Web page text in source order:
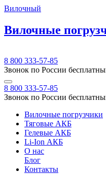
Вилочный
Вилочные
8 800 333-57-85
Звонок по России
8 800 333-57-85
Звонок по России
Вилочные погрузчики
Тяговые АКБ
Гелевые АКБ
Li-Ion АКБ
О нас
Блог
Контакты